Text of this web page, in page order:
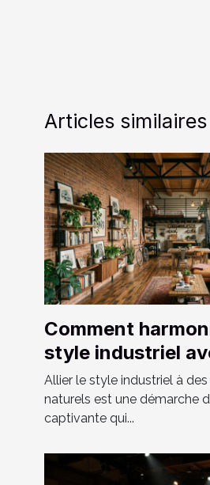
Articles similaires
Comment
style industriel
éléments
Allier le style industriel à
naturels est une démarche
captivante qui...